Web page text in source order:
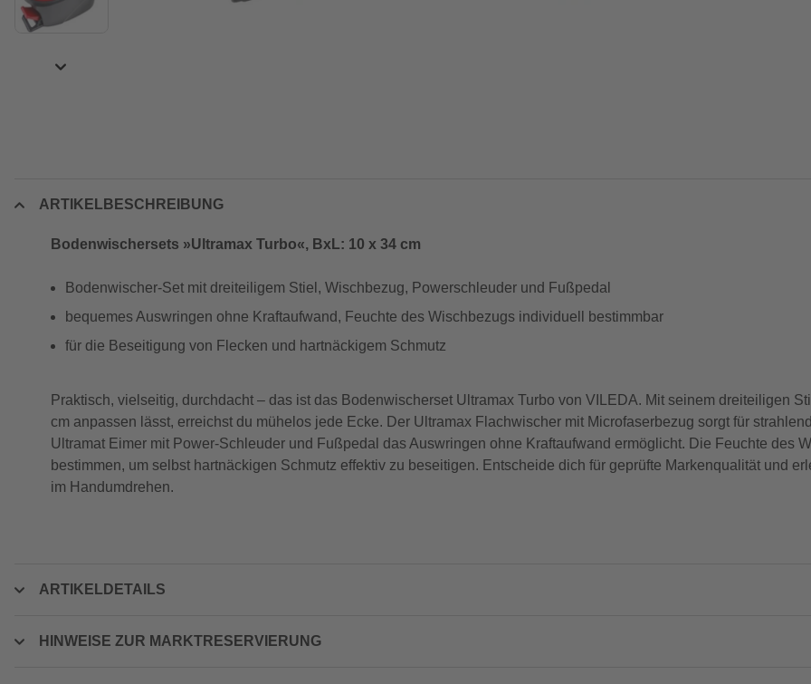
ARTIKELBESCHREIBUNG
Bodenwischersets »Ultramax Turbo«, BxL: 10 x 34 cm
Bodenwischer-Set mit dreiteiligem Stiel, Wischbezug, Powerschleuder und Fußpedal
bequemes Auswringen ohne Kraftaufwand, Feuchte des Wischbezugs individuell bestimmbar
für die Beseitigung von Flecken und hartnäckigem Schmutz
Praktisch, vielseitig, durchdacht – das ist das Bodenwischerset Ultramax Turbo von VILEDA. Mit seinem dreiteiligen
cm anpassen lässt, erreichst du mühelos jede Ecke. Der Ultramax Flachwischer mit Microfaserbezug sorgt für
Ultramat Eimer mit Power-Schleuder und Fußpedal das Auswringen ohne Kraftaufwand ermöglicht. Die Feuchte des
bestimmen, um selbst hartnäckigen Schmutz effektiv zu beseitigen. Entscheide dich für geprüfte Markenqualität und
im Handumdrehen.
ARTIKELDETAILS
HINWEISE ZUR MARKTRESERVIERUNG